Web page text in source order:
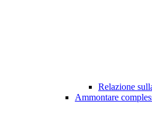
Relazione
Ammontare